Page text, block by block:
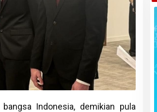
Indonesia, demikian pula